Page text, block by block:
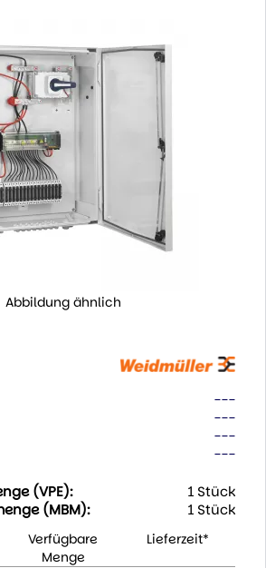
Abbildung ähnlich
---
---
---
---
(VPE):
1 Stück
(MBM):
1 Stück
Verfügbare
Menge
Lieferzeit*